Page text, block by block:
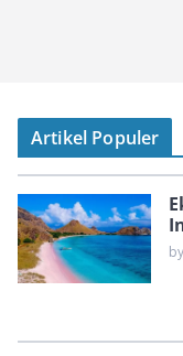
Artikel Populer